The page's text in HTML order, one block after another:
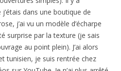
dans une boutique de
j’ai vu un modèle d’écharpe
surprise par la texture (je sais
au point plein). J’ai alors
tunisien, je suis rentrée chez